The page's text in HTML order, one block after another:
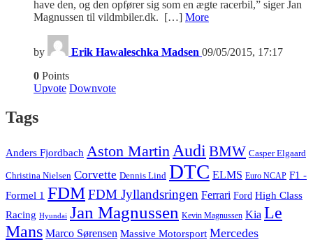
have den, og den opfører sig som en ægte racerbil,” siger Jan
Magnussen til vildmbiler.dk. […] More
by Erik Hawaleschka Madsen 09/05/2015, 17:17
0 Points
Upvote Downvote
Tags
Anders Fjordbach Aston Martin Audi BMW Casper Elgaard
Christina Nielsen Corvette Dennis Lind DTC ELMS Euro NCAP F1 -
Formel 1 FDMFDM Jyllandsringen Ferrari Ford High Class
Racing Hyundai Jan Magnussen Kevin Magnussen Kia Le
Mans Marco Sørensen Massive Motorsport Mercedes